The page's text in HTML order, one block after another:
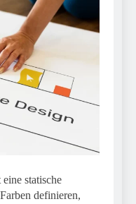
statische
definieren,